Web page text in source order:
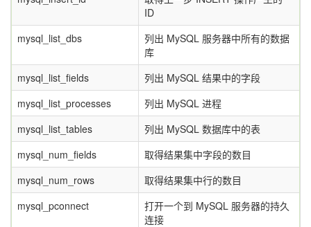
ID
mysql_list_dbs
列出 MySQL 服务器中所有的数据
库
mysql_list_fields
列出 MySQL 结果中的字段
mysql_list_processes
列出 MySQL 进程
mysql_list_tables
列出 MySQL 数据库中的表
mysql_num_fields
取得结果集中字段的数目
mysql_num_rows
取得结果集中行的数目
mysql_pconnect
打开一个到 MySQL 服务器的持久
连接